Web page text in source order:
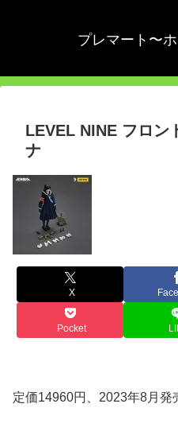
プレマート〜
LEVEL NINE フロン
ナ
X
Pocket
定価14960円、2023年8月発